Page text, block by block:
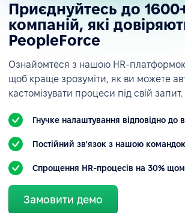
Приєднуйтесь до
компаній, які
PeopleForce
Ознайомтеся з нашою HR-платформою
щоб краще зрозуміти, як ви можете
кастомізувати процеси під свій запит.
Гнучке налаштування відповідно до
Постійний зв'язок з нашою
Спрощення HR-процесів на 30%
Замовити демо